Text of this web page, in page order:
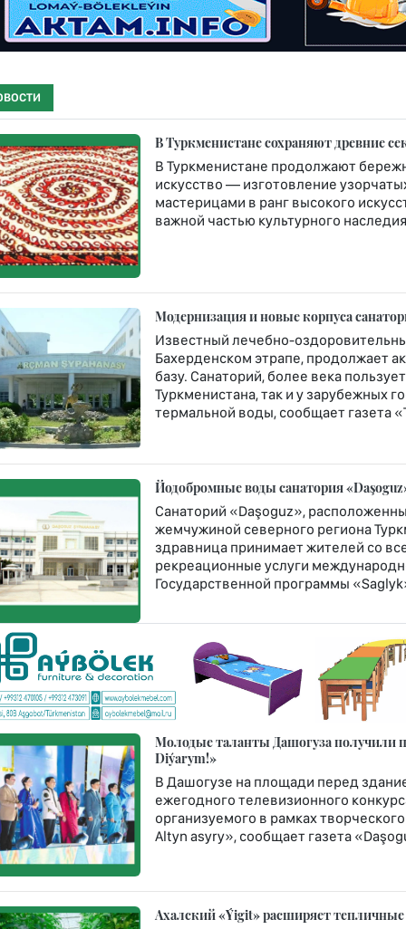
В Туркменистане сохраняют древние
В Туркменистане продолжают
искусство — изготовление
мастерицами в ранг высокого
важной частью культурного
Модернизация и новые корпуса
Известный лечебно-
Бахерденском этрапе, продолжает
базу. Санаторий, более века
Туркменистана, так и у зарубежных
термальной воды, сообщает газета
Йодобромные воды санатория
Санаторий «Daşoguz»,
жемчужиной северного региона
здравница принимает жителей со
рекреационные услуги
Государственной программы
Молодые таланты Дашогуза получили
Diýarym!»
В Дашогузе на площади перед
ежегодного телевизионного
организуемого в рамках
Altyn asyry», сообщает газета
Ахалский «Ýigit» расширяет